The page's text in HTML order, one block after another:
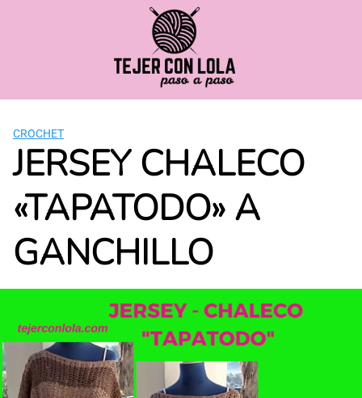
CROCHET
JERSEY CHALECO
«TAPATODO» A
GANCHILLO